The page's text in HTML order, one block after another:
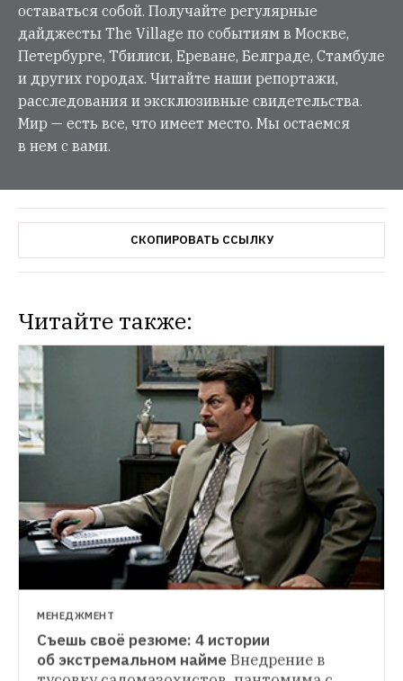
оставаться собой. Получайте регулярные
дайджесты The Village по событиям в Москве,
Петербурге, Тбилиси, Ереване, Белграде, Стамбуле
и других городах. Читайте наши репортажи,
расследования и эксклюзивные свидетельства.
Мир — есть все, что имеет место. Мы остаемся
в нем с вами.
СКОПИРОВАТЬ ССЫЛКУ
Читайте также:
МЕНЕДЖМЕНТ
Съешь своё резюме: 4 истории
об экстремальном найме Внедрение в